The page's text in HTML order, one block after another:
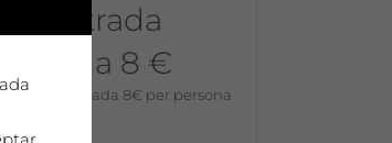
entrada
8 €
anticipada 8€ per persona